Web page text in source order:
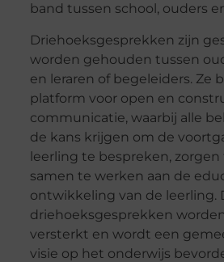
band tussen school, ouders
Driehoeksgesprekken zijn
worden gehouden tussen
en leraren of begeleiders. Ze
platform voor open en
communicatie, waarbij alle
de kans krijgen om de
leerling te bespreken,
samen te werken aan de
ontwikkeling van de leerling.
driehoeksgesprekken
versterkt en wordt een
visie op het onderwijs